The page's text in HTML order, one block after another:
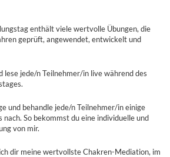
enthält viele wertvolle Übungen, die
geprüft, angewendet, entwickelt und
lese jede/n Teilnehmer/in live während des
und behandle jede/n Teilnehmer/in einige
nach. So bekommst du eine individuelle und
von mir.
dir meine wertvollste Chakren-Mediation, im